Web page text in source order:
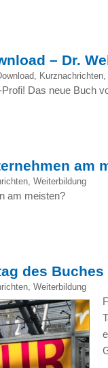
– Dr.
Kurznachrichten
Das neue Buch
am
Weiterbildung
am meisten?
des
Weiterbildung